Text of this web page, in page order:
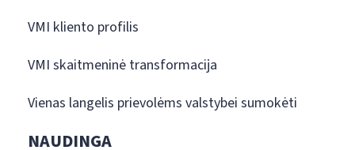
VMI kliento profilis
VMI skaitmeninė transformacija
Vienas langelis prievolėms valstybei sumokėti
NAUDINGA